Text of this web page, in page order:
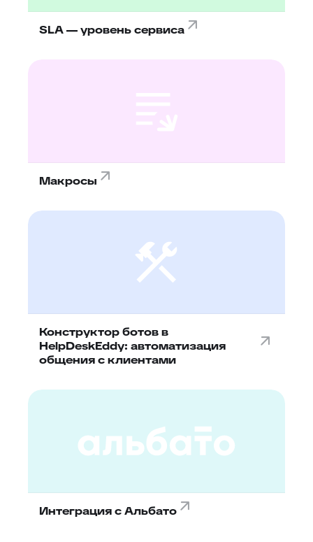
SLA — уровень сервиса
Макросы
Конструктор ботов в
HelpDeskEddy: автоматизация
общения с клиентами
Интеграция с Альбато